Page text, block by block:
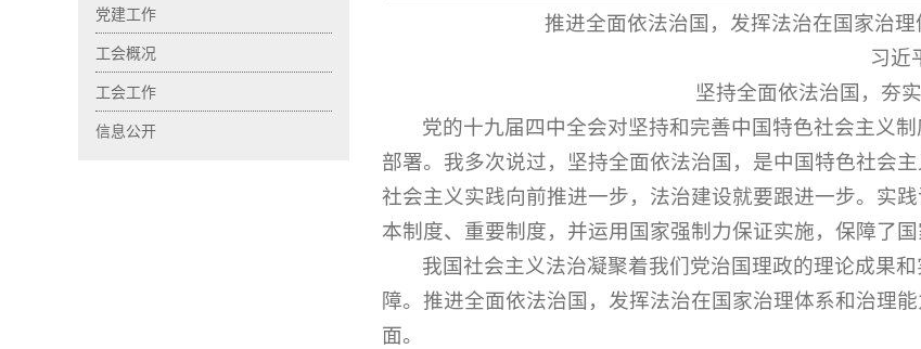
党建工作
工会概况
工会工作
信息公开
推进全面依法治国，发挥法治在国家治
习近
坚持全面依法治国，夯
党的十九届四中全会对坚持和完善中国特色社会主义
部署。我多次说过，坚持全面依法治国，是中国特色社会
社会主义实践向前推进一步，法治建设就要跟进一步。实
本制度、重要制度，并运用国家强制力保证实施，保障了
我国社会主义法治凝聚着我们党治国理政的理论成果
障。推进全面依法治国，发挥法治在国家治理体系和治理
面。